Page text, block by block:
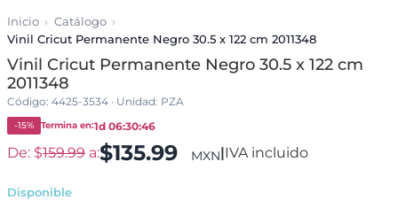
Inicio
Catálogo
Vinil Cricut Permanente Negro 30.5 x 122 cm 2011348
Vinil Cricut Permanente Negro 30.5 x 122 cm
2011348
Código: 4425-3534 · Unidad: PZA
-15% Termina en:1d 06:30:46
De: $159.99 a:$135.99 MXN|IVA incluido
Disponible